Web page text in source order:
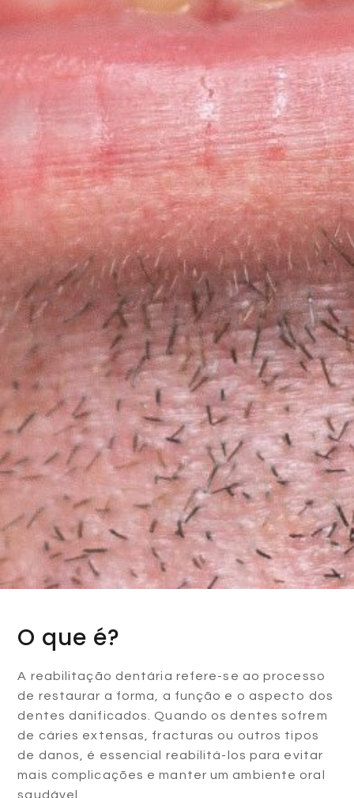
O que é?
A reabilitação dentária refere-se ao processo
de restaurar a forma, a função e o aspecto dos
dentes danificados. Quando os dentes sofrem
de cáries extensas, fracturas ou outros tipos
de danos, é essencial reabilitá-los para evitar
mais complicações e manter um ambiente oral
saudável.